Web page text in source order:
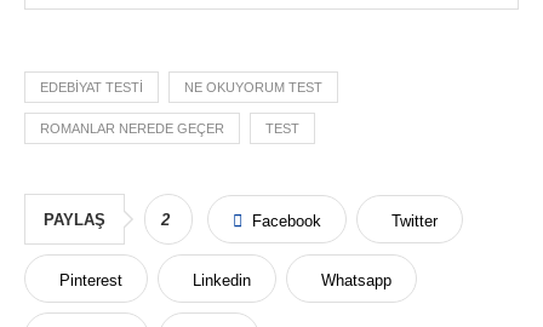
EDEBIYAT TESTI NE OKUYORUM TEST
ROMANLAR NEREDE GEÇER TEST
PAYLAŞ 2 Facebook Twitter
Pinterest Linkedin Whatsapp